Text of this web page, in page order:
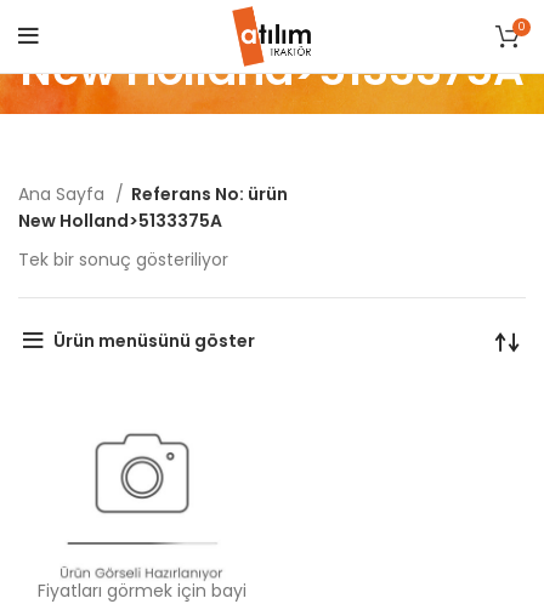
0
New Holland>5133375A
Ana Sayfa
Referans No: ürün
New Holland>5133375A
Tek bir sonuç gösteriliyor
Ürün menüsünü göster
Fiyatları görmek için bayi